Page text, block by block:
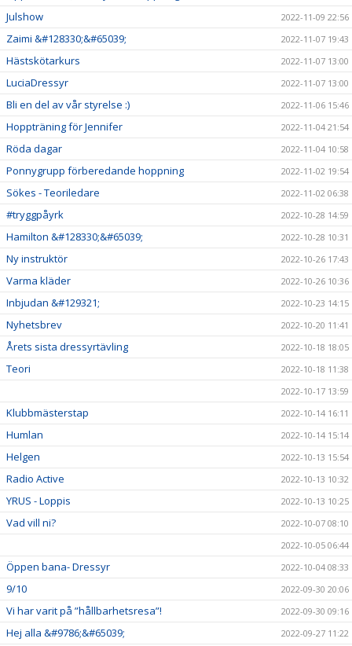
Julshow 2022-11-09 22:56
Zaimi &#128330;&#65039; 2022-11-07 19:43
Hästskötarkurs 2022-11-07 13:00
LuciaDressyr 2022-11-07 13:00
Bli en del av vår styrelse :) 2022-11-06 15:46
Hoppträning för Jennifer 2022-11-04 21:54
Röda dagar 2022-11-04 10:58
Ponnygrupp förberedande hoppning 2022-11-02 19:54
Sökes - Teoriledare 2022-11-02 06:38
#tryggpåyrk 2022-10-28 14:59
Hamilton &#128330;&#65039; 2022-10-28 10:31
Ny instruktör 2022-10-26 17:43
Varma kläder 2022-10-26 10:36
Inbjudan &#129321; 2022-10-23 14:15
Nyhetsbrev 2022-10-20 11:41
Årets sista dressyrtävling 2022-10-18 18:05
Teori
2022-10-18 11:38
2022-10-17 13:59
Klubbmästerstap 2022-10-14 16:11
Humlan 2022-10-14 15:14
Helgen 2022-10-13 15:54
Radio Active 2022-10-13 10:32
YRUS - Loppis 2022-10-13 10:25
Vad vill ni?
2022-10-07 08:10
2022-10-05 06:44
Öppen bana- Dressyr 2022-10-04 08:33
9/10 2022-09-30 20:06
Vi har varit på ”hållbarhetsresa”! 2022-09-30 09:16
Hej alla &#9786;&#65039; 2022-09-27 11:22